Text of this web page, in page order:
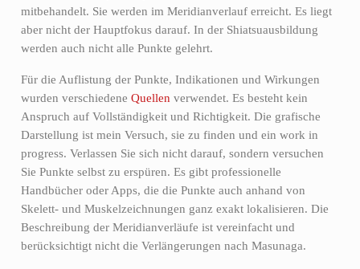
mitbehandelt. Sie werden im Meridianverlauf erreicht. Es liegt
aber nicht der Hauptfokus darauf. In der Shiatsuausbildung
werden auch nicht alle Punkte gelehrt.
Für die Auflistung der Punkte, Indikationen und Wirkungen
wurden verschiedene Quellen verwendet. Es besteht kein
Anspruch auf Vollständigkeit und Richtigkeit. Die grafische
Darstellung ist mein Versuch, sie zu finden und ein work in
progress. Verlassen Sie sich nicht darauf, sondern versuchen
Sie Punkte selbst zu erspüren. Es gibt professionelle
Handbücher oder Apps, die die Punkte auch anhand von
Skelett- und Muskelzeichnungen ganz exakt lokalisieren. Die
Beschreibung der Meridianverläufe ist vereinfacht und
berücksichtigt nicht die Verlängerungen nach Masunaga.